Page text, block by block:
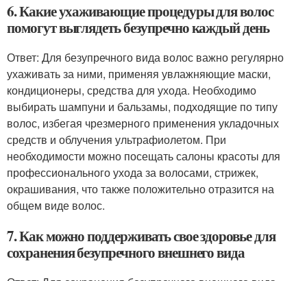
6. Какие ухаживающие процедуры для волос
помогут выглядеть безупречно каждый день
Ответ: Для безупречного вида волос важно регулярно
ухаживать за ними, применяя увлажняющие маски,
кондиционеры, средства для ухода. Необходимо
выбирать шампуни и бальзамы, подходящие по типу
волос, избегая чрезмерного применения укладочных
средств и облучения ультрафиолетом. При
необходимости можно посещать салоны красоты для
профессионального ухода за волосами, стрижек,
окрашивания, что также положительно отразится на
общем виде волос.
7. Как можно поддерживать свое здоровье для
сохранения безупречного внешнего вида